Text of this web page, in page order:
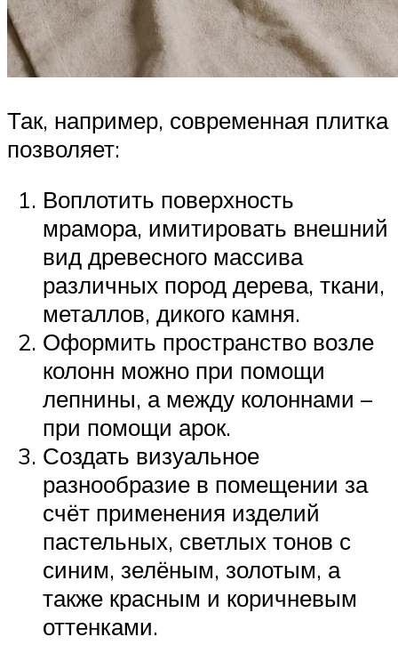
Так, например, современная плитка
позволяет:
Воплотить поверхность
мрамора, имитировать внешний
вид древесного массива
различных пород дерева, ткани,
металлов, дикого камня.
Оформить пространство возле
колонн можно при помощи
лепнины, а между колоннами –
при помощи арок.
Создать визуальное
разнообразие в помещении за
счёт применения изделий
пастельных, светлых тонов с
синим, зелёным, золотым, а
также красным и коричневым
оттенками.